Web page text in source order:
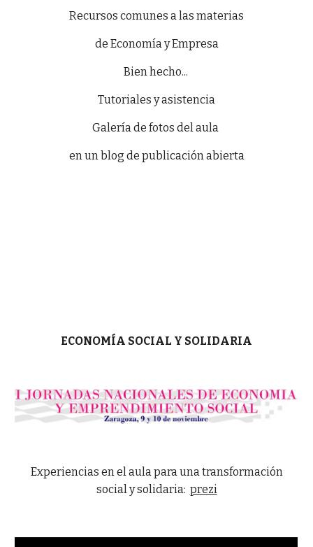
Recursos comunes a las materias
de Economía y Empresa
Bien hecho...
Tutoriales y asistencia
Galería de fotos del aula
en un blog de publicación abierta
ECONOMÍA SOCIAL Y SOLIDARIA
Experiencias en el aula para una transformación
social y solidaria: prezi